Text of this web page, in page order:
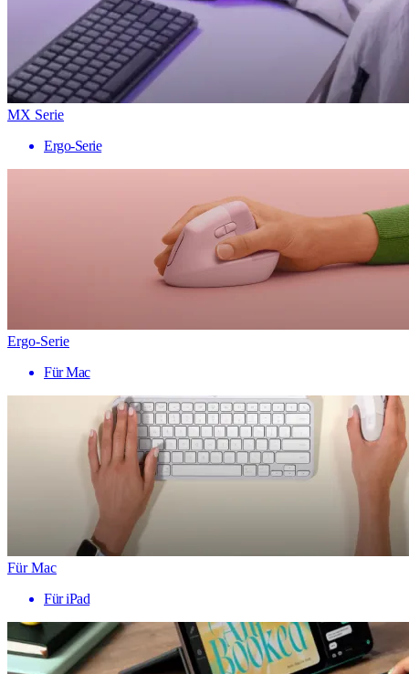
MX Serie
Ergo-Serie
Ergo-Serie
Für Mac
Für Mac
Für iPad